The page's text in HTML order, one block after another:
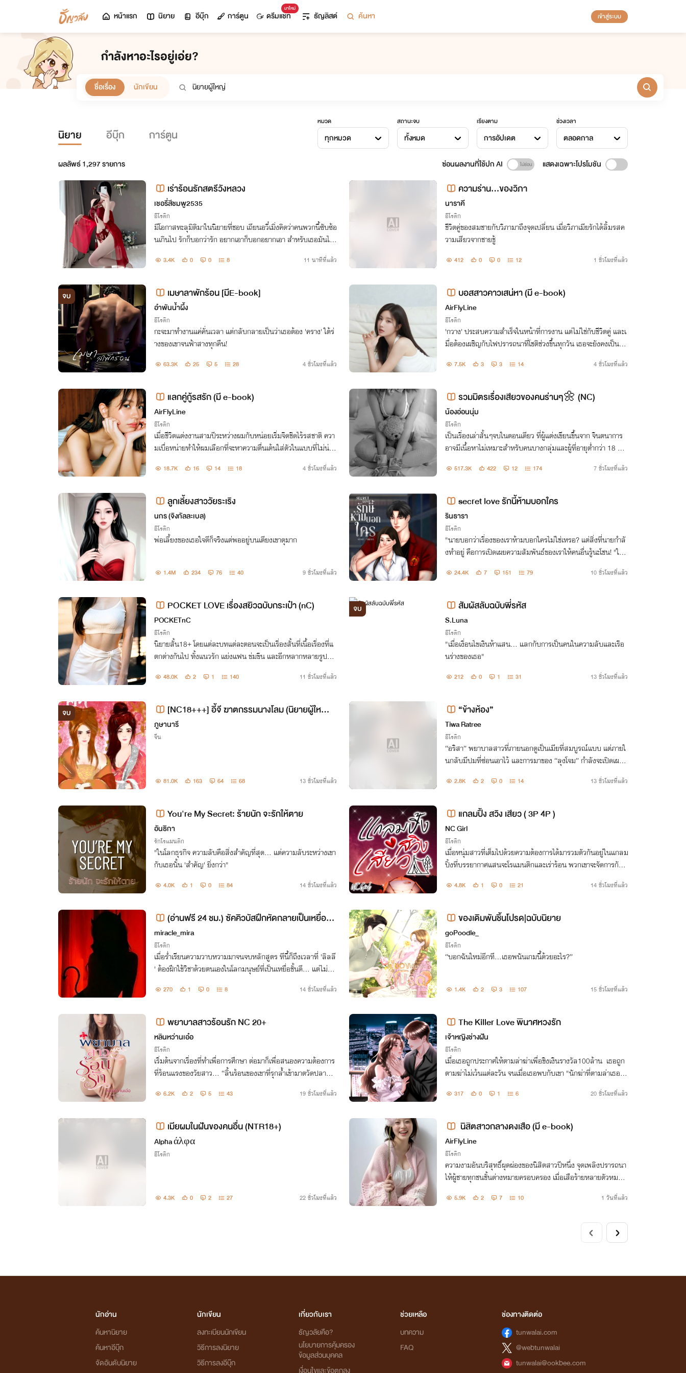
หน้าแรก นิยาย อีบุ๊ก การ์ตูน
มาใหม่
ดรีมแชท ธัญลิสต์ ค้นหา เข้าสู่ระบบ
กำลังหาอะไรอยู่เอ่ย?
ชื่อเรื่อง นักเขียน
นิยาย อีบุ๊ก การ์ตูน
หมวด
ทุกหมวด
สถานะจบ
ทั้งหมด
เรียงตาม
การอัปเดต
ช่วงเวลา
ตลอดกาล
ผลลัพธ์1,297รายการ ซ่อนผลงานที่ใช้ปก AI แสดงเฉพาะโปรโมชัน
เร่าร้อนรักสตรีวังหลวง
เชอรี่สีชมพู2535
อีโรติก
มีโอกาสทะลุมิติมาในนิยายที่ชอบ เถียนอวี๋เมิ่งคิดว่าคนพวกนี้ซับซ้อ
นเกินไป รักก็บอกว่ารัก อยากเอาก็บอกอยากเอา สำหรับเธอมันไม่
รภูมิร่านร้อน
3.4K 0 0 8 11 นาทีที่แล้ว
ความร่าน...ของวิภา
นาราคี
อีโรติก
ชีวิตคู่ของสมชายกับวิภามาถึงจุดเปลี่ยน เมื่อวิภาเมียรักได้ลิ้มรสค
วามเสียวจากชายชู้
412 0 0 12 1 ชั่วโมงที่แล้ว
จบ เมษาลาพักร้อน [มีE-book]
อำพันน้ำผึ้ง
อีโรติก
กะจะมาทำงานแค่คั่นเวลา แต่กลับกลายเป็นว่าเธอต้อง 'คราง' ใต้ร่
างของเขาจนฟ้าสางทุกคืน!
63.3K 25 5 28 4 ชั่วโมงที่แล้ว
บอสสาวคาวเสน่หา (มี e-book)
AirFlyLine
อีโรติก
'กวาง' ประสบความสำเร็จในหน้าที่การงาน แต่ไม่ใช่กับชีวิตคู่ และเ
มื่อต้องเผชิญกับไฟปรารถนาที่โชติช่วงขึ้นทุกวัน เธอจะยังคงเป็นผู้คุ
7.5K 3 3 14 4 ชั่วโมงที่แล้ว
แลกคู่กู้รสรัก (มี e-book)
AirFlyLine
อีโรติก
เมื่อชีวิตแต่งงานสามปีระหว่างผมกับหน่อยเริ่มจืดชืดไร้รสชาติ ควา
มเบื่อหน่ายทำให้ผมเลือกที่จะหาความตื่นเต้นใส่ตัวในแบบที่ไม่น่าใ
อดกาล
18.7K 16 14 18 4 ชั่วโมงที่แล้ว
รวมมิตรเรื่องเสียวของคนร่านๆ🌼 (NC)
น้องอ่อนนุ่ม
อีโรติก
เป็นเรื่องเล่าสั้นๆจบในตอนเดียว ที่ผู้แต่งเขียนขึ้นจาก จินตนาการ
อาจมีเนื้อหาไม่เหมาะสำหรับคนบางกลุ่มและผู้ที่อายุต่ำกว่า 18 ปี เ
วมรัก,517.3K 422 12 174 7 ชั่วโมงที่แล้ว
ลูกเลี้ยงสาววัยระเริง
นกร (จิงกัลละเบล)
อีโรติก
พ่อเลี้ยงของเธอใจดีก็จริงแต่พออยู่บนเตียงเขาดุมาก
1.4M 234 76 40 9 ชั่วโมงที่แล้ว
secret love รักนี้ห้ามบอกใคร
รินธารา
อีโรติก
"นายบอกว่าเรื่องของเราห้ามบอกใครไม่ใช่เหรอ? แต่สิ่งที่นายกำลั
งทำอยู่ คือการเปิดเผยความสัมพันธ์ของเราให้คนอื่นรู้นะโชน! "ใคร
ให้เธอเอง!
24.4K 7 151 79 10 ชั่วโมงที่แล้ว
POCKET LOVE เรื่องสยิวฉบับกระเป๋า (nC)
POCKETnC
อีโรติก
นิยายสั้น18+ โดยแต่ละบทแต่ละตอนจะเป็นเรื่องสั้นที่เนื้อเรื่องที่แ
ตกต่างกันไป ทั้งแนวรัก แย่งแฟน ข่มขืน และอีกหลากหลายรูปแบ
48.0K 2 1 140 11 ชั่วโมงที่แล้ว
จบ สัมผัสลับฉบับพี่รหัส
S.Luna
อีโรติก
"เมื่อเงื่อนไขเงินห้าแสน... แลกกับการเป็นคนในความลับและเรือ
นร่างของเธอ"
212 0 1 31 13 ชั่วโมงที่แล้ว
จบ
[NC18+++] อี้จี ฆาตกรรมนางโลม (นิยายผู้ใหญ่,อิ
โรติก)
ภูษานารี
จีน
81.0K 163 64 68 13 ชั่วโมงที่แล้ว
“ข้างห้อง”
Tiwa Ratree
อีโรติก
“อริสา” พยาบาลสาวที่ภายนอกดูเป็นเมียที่สมบูรณ์แบบ แต่ภายใ
นกลับมีปมที่ซ่อนเอาไว้ และการมาของ “ลุงโจม” กำลังจะเปิดเผยค
กลับอีกด้วย
2.8K 2 0 14 13 ชั่วโมงที่แล้ว
You're My Secret: ร้ายนัก จะรักให้ตาย
อันธิกา
รักโรแมนติก
"ในโลกธุรกิจ ความลับคือสิ่งสำคัญที่สุด... แต่ความลับระหว่างเขา
กับเธอนั้น 'สำคัญ' ยิ่งกว่า"
4.0K 1 0 84 14 ชั่วโมงที่แล้ว
แกลมปิ้ง สวิง เสียว ( 3P 4P )
NC Girl
อีโรติก
เมื่อหนุ่มสาวที่เต็มไปด้วยความต้องการได้มารวมตัวกันอยู่ในแกลม
ปิ้งที่บรรยากาศแสนจะโรแมนติกและเร่าร้อน พวกเขาจะจัดการกับไ
วมติดตามไปพร้อม ๆ กันนะคะ
4.8K 1 0 21 14 ชั่วโมงที่แล้ว
(อ่านฟรี 24 ชม.) ซัคคิวบัสฝึกหัดกลายเป็นเหยื่อซะเ
อง! (มี e-book)
miracle_mira
อีโรติก
เมื่อร่ำเรียนความวาบหวามมาจนจบหลักสูตร ทีนี้ก็ถึงเวลาที่ 'ลิลลี
่' ต้องฝึกใช้วิชาด้วยตนเองในโลกมนุษย์ที่เป็นเหยื่อชั้นดี… แต่ไม่รู้
270 1 0 8 14 ชั่วโมงที่แล้ว
ของเดิมพันชิ้นโปรด|ฉบับนิยาย
goPoodle_
อีโรติก
“บอกฉันใหม่อีกที…เธอพนันเกมนี้ด้วยอะไร?”
1.4K 2 3 107 15 ชั่วโมงที่แล้ว
พยาบาลสาวร้อนรัก NC 20+
หลินหว่านเอ๋อ
อีโรติก
เริ่มต้นจากเรื่องที่ทำเพื่อการศึกษา ต่อมาก็เพื่อสนองความต้องการ
ที่ร้อนแรงของวัยสาว... “ลิ้นร้อนของเขาที่รุกล้ำเข้ามาตวัดปลายรั
ออย่างหื่นกระสันต์"
6.2K 2 5 43 19 ชั่วโมงที่แล้ว
The Killer Love พินาศหวงรัก
เจ้าหญิงช่างฝัน
อีโรติก
เมื่อเธอถูกประกาศให้ตามล่าฆ่าเพื่อชิงเงินรางวัล100ล้าน เธอถูก
ตามฆ่าไม่เว้นแต่ละวัน จนเมื่อเธอพบกับเขา "นักฆ่าที่ตามล่าเธอ เ
นนี้ 317 0 1 6 20 ชั่วโมงที่แล้ว
เมียผมในฝันของคนอื่น (NTR18+)
Alpha άλφα
อีโรติก
4.3K 0 2 27 22 ชั่วโมงที่แล้ว
นิสิตสาวกลางดงเสือ (มี e-book)
AirFlyLine
อีโรติก
ความงามอันบริสุทธิ์ผุดผ่องของนิสิตสาวปีหนึ่ง จุดเพลิงปรารถนา
ให้ผู้ชายทุกชนชั้นต่างหมายครอบครอง เมื่อเสือร้ายหลายตัวหมาย
งชิงจึงเริ่มต้นขึ้น
5.9K 2 7 10 1 วันที่แล้ว
นักอ่าน
ค้นหานิยาย
ค้นหาอีบุ๊ก
จัดอันดับนิยาย
นักเขียน
ลงทะเบียนนักเขียน
วิธีการลงนิยาย
วิธีการลงอีบุ๊ก
เกี่ยวกับเรา
ธัญวลัยคือ?
นโยบายการคุ้มครอง
ข้อมูลส่วนบุคคล
ช่วยเหลือ
บทความ
FAQ
ช่องทางติดต่อ
tunwalai.com
@webtunwalai
tunwalai@ookbee.com